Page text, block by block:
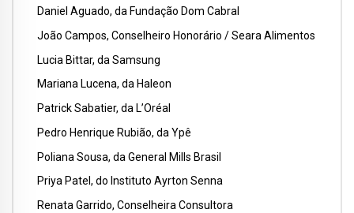
Daniel Aguado, da Fundação Dom Cabral
João Campos, Conselheiro Honorário / Seara Alimentos
Lucia Bittar, da Samsung
Mariana Lucena, da Haleon
Patrick Sabatier, da L’Oréal
Pedro Henrique Rubião, da Ypê
Poliana Sousa, da General Mills Brasil
Priya Patel, do Instituto Ayrton Senna
Renata Garrido, Conselheira Consultora